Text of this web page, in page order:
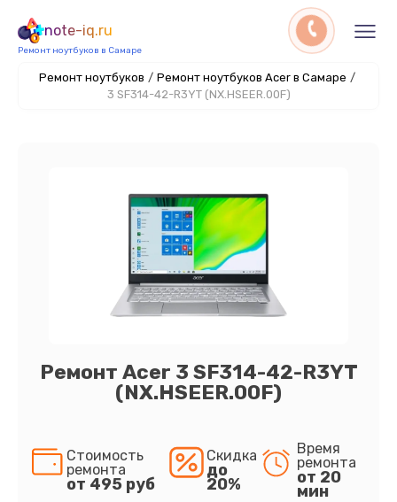
note-iq.ru
Ремонт ноутбуков в Самаре
Ремонт ноутбуков / Ремонт ноутбуков Acer в Самаре /
3 SF314-42-R3YT (NX.HSEER.00F)
Ремонт Acer 3 SF314-42-R3YT
(NX.HSEER.00F)
Стоимость
ремонта
от 495 руб
Скидка
до
20%
Время
ремонта
от 20
мин